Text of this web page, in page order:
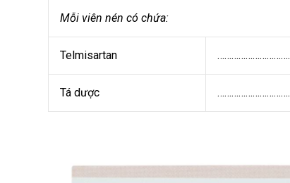
Mỗi viên nén có chứa:
Telmisartan ………………………….
Tá dược ………………………….